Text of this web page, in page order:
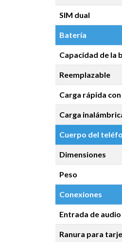
SIM dual
Batería
Capacidad de la
Reemplazable
Carga rápida
Carga
Cuerpo del
Dimensiones
Peso
Conexiones
Entrada de audio
Ranura para